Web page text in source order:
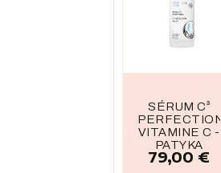
SÉRUM C³
PERFECTION
VITAMINE C -
PATYKA
Prix
79,00 €